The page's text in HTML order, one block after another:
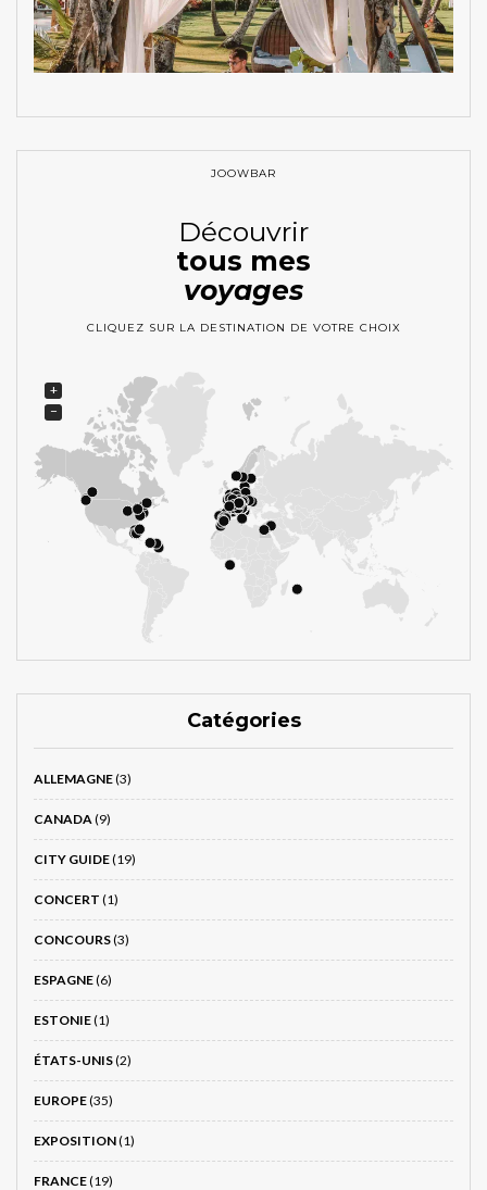
JOOWBAR
Découvrir
tous mes
voyages
CLIQUEZ SUR LA DESTINATION DE VOTRE CHOIX
+
−
Catégories
ALLEMAGNE(3)
CANADA (9)
CITY GUIDE(19)
CONCERT (1)
CONCOURS(3)
ESPAGNE(6)
ESTONIE(1)
ÉTATS-UNIS(2)
EUROPE(35)
EXPOSITION(1)
FRANCE(19)